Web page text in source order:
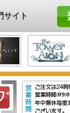
サイト